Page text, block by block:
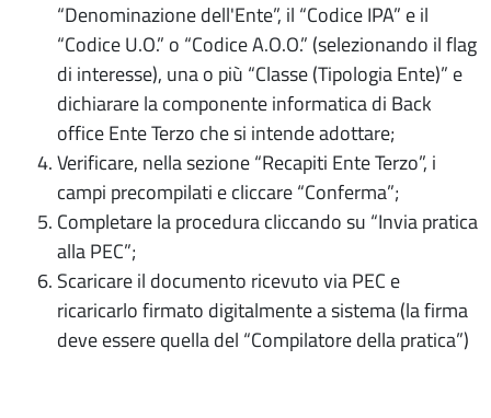
“Denominazione dell'Ente”, il “Codice IPA” e il
“Codice U.O.” o “Codice A.O.O.” (selezionando il flag
di interesse), una o più “Classe (Tipologia Ente)” e
dichiarare la componente informatica di Back
office Ente Terzo che si intende adottare;
Verificare, nella sezione “Recapiti Ente Terzo”, i
campi precompilati e cliccare “Conferma”;
Completare la procedura cliccando su “Invia pratica
alla PEC”;
Scaricare il documento ricevuto via PEC e
ricaricarlo firmato digitalmente a sistema (la firma
deve essere quella del “Compilatore della pratica”)